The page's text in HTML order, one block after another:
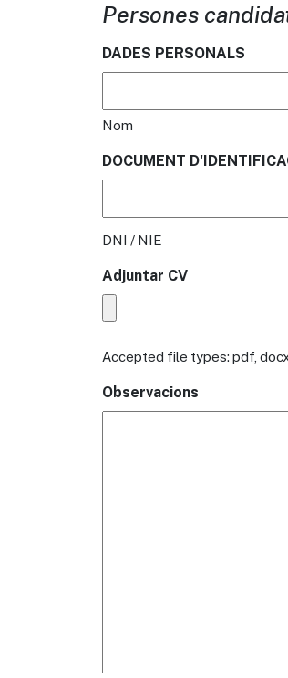
Persones
DADES PERSONALS
Nom
DOCUMENT
DNI / NIE
Adjuntar CV
Accepted file types: pdf,
Observacions